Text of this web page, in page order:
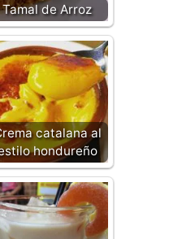
Tamal de Arroz
catalana al
hondureño